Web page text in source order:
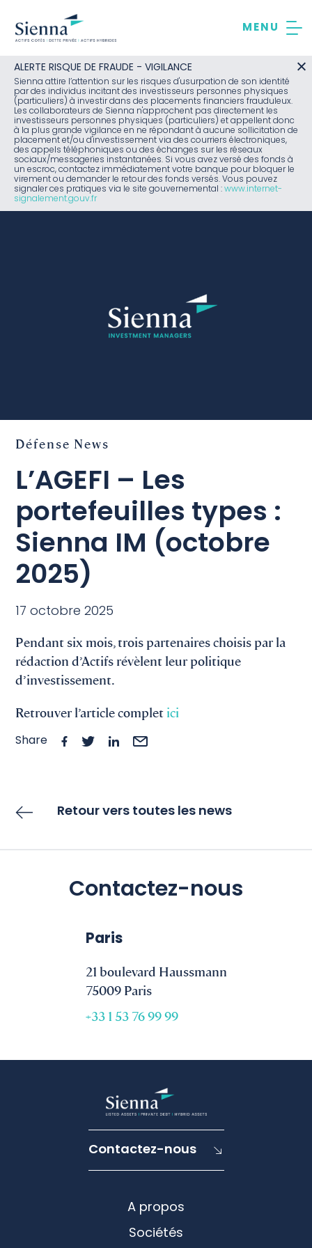
contenu
ALERTE RISQUE DE FRAUDE - VIGILANCE
Sienna attire l’attention sur les risques d'usurpation de son identité
par des individus incitant des investisseurs personnes physiques
(particuliers) à investir dans des placements financiers frauduleux.
Les collaborateurs de Sienna n'approchent pas directement les
investisseurs personnes physiques (particuliers) et appellent donc
à la plus grande vigilance en ne répondant à aucune sollicitation de
placement et/ou d'investissement via des courriers électroniques,
des appels téléphoniques ou des échanges sur les réseaux
sociaux/messageries instantanées. Si vous avez versé des fonds à
un escroc, contactez immédiatement votre banque pour bloquer le
virement ou demander le retour des fonds versés. Vous pouvez
signaler ces pratiques via le site gouvernemental : www.internet-
signalement.gouv.fr
Défense News
L’AGEFI – Les
portefeuilles types :
Sienna IM (octobre
2025)
17 octobre 2025
Pendant six mois, trois partenaires choisis par la
rédaction d’Actifs révèlent leur politique
d’investissement.
Retrouver l’article complet ici
Share
Retour vers toutes les news
Contactez-nous
Paris
21 boulevard Haussmann
75009 Paris
+33 1 53 76 99 99
Contactez-nous
A propos
Sociétés